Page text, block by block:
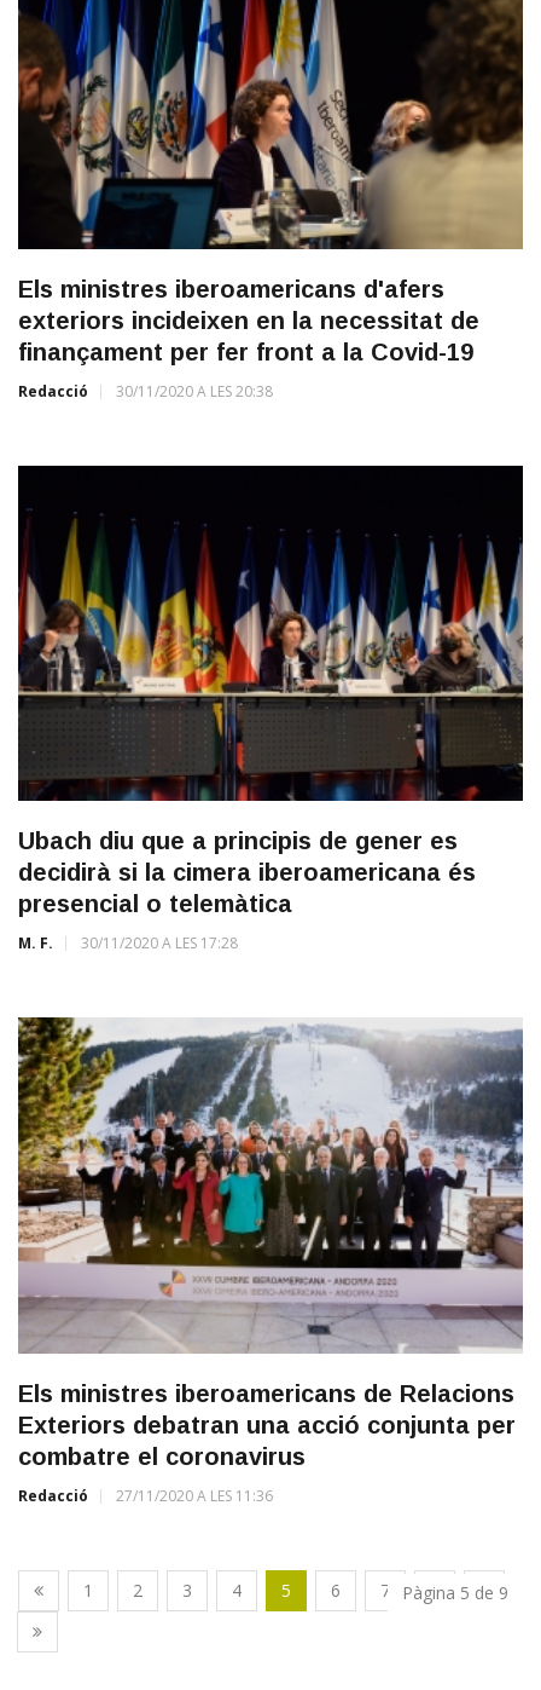
Els ministres iberoamericans d'afers
exteriors incideixen en la necessitat de
finançament per fer front a la Covid-19
Redacció 30/11/2020 A LES 20:38
Ubach diu que a principis de gener es
decidirà si la cimera iberoamericana és
presencial o telemàtica
M. F. 30/11/2020 A LES 17:28
Els ministres iberoamericans de Relacions
Exteriors debatran una acció conjunta per
combatre el coronavirus
Redacció 27/11/2020 A LES 11:36
1 2 3 4 5 6 7 8 9
Pàgina 5 de 9